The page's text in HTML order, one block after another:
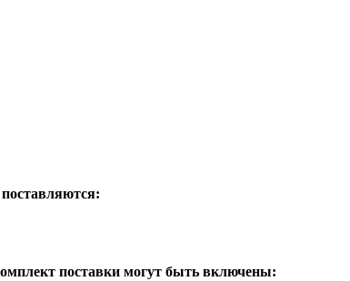
поставки могут быть включены: